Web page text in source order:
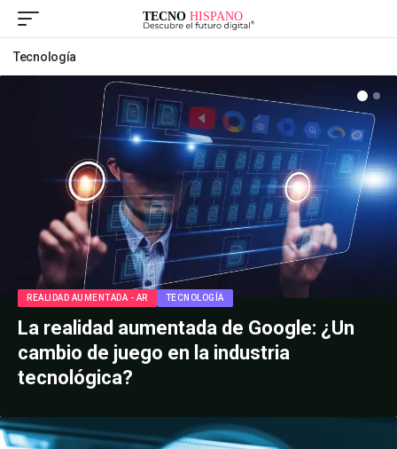
Tecnología
REALIDAD AUMENTADA - AR TECNOLOGÍA
La realidad aumentada de Google: ¿Un
cambio de juego en la industria
tecnológica?